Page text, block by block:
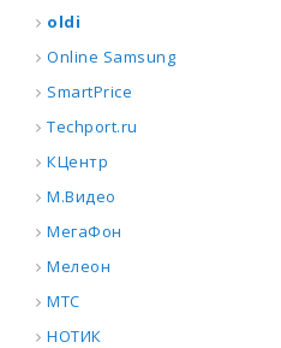
oldi
Online Samsung
SmartPrice
Techport.ru
КЦентр
М.Видео
МегаФон
Мелеон
МТС
НОТИК